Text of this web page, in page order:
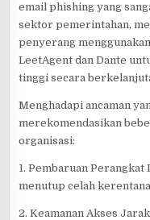
email phishing yang
sektor pemerintahan,
penyerang
LeetAgent dan Dante
tinggi secara
Menghadapi ancaman
merekomendasikan
organisasi:
1. Pembaruan
menutup celah
2. Keamanan Akses